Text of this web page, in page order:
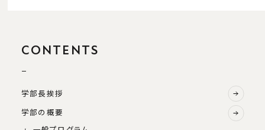
CONTENTS
学部長挨拶
学部の概要